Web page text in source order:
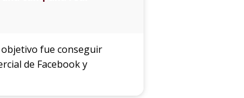
fue conseguir
de Facebook y